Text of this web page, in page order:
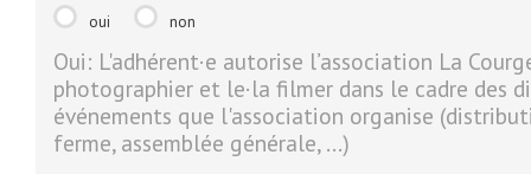
oui non
Oui: L'adhérent·e autorise l’association La
photographier et le·la filmer dans le cadre des
événements que l'association organise
ferme, assemblée générale, ...)